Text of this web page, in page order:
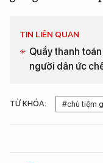
TIN LIÊN QUAN
Quầy thanh
người dân ức
TỪ KHÓA: #chủ tiệm